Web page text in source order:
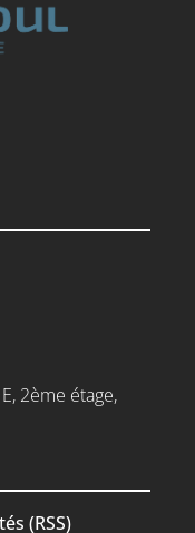
2ème étage,
(RSS)